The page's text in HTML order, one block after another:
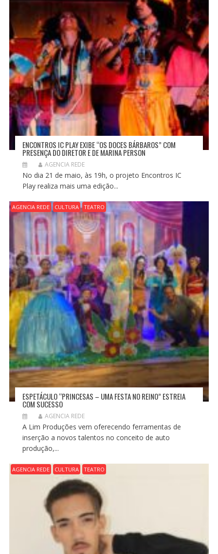
ENCONTROS IC PLAY EXIBE “OS DOCES BÁRBAROS” COM
PRESENÇA DO DIRETOR E DE MARINA PERSON
AGENCIA REDE
No dia 21 de maio, às 19h, o projeto Encontros IC
Play realiza mais uma edição...
AGENCIA REDE CULTURA TEATRO
ESPETÁCULO “PRINCESAS – UMA FESTA NO REINO” ESTREIA
COM SUCESSO
AGENCIA REDE
A Lim Produções vem oferecendo ferramentas de
inserção a novos talentos no conceito de auto
produção,...
AGENCIA REDE CULTURA TEATRO